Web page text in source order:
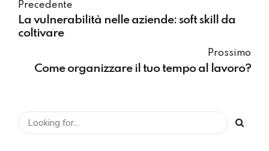
Precedente
La vulnerabilità nelle aziende: soft skill da
coltivare
Prossimo
Come organizzare il tuo tempo al lavoro?